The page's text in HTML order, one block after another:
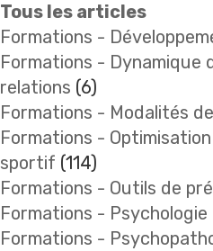
Tous les articles
Formations -
Formations - Dynamique
relations (6)
Formations - Modalités
Formations -
sportif (114)
Formations - Outils de
Formations -
Formations -